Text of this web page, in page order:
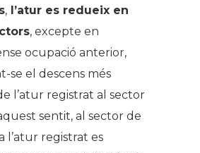
, l’atur es redueix en
, excepte en
ocupació anterior,
se el descens més
l’atur registrat al sector
sentit, al sector de
l’atur registrat es